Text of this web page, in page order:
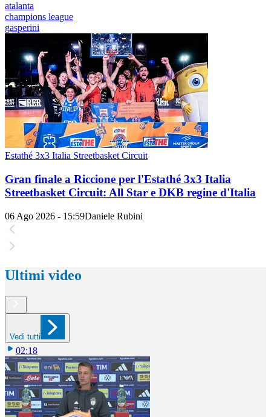
atalanta
champions league
gasperini
Estathé 3x3 Italia Streetbasket Circuit
Gran finale a Riccione per l'Estathé 3x3 Italia
Streetbasket Circuit: All Star e DKB regine d'Italia
06 Ago 2026 - 15:59Daniele Rubini
Ultimi video
Vedi tutti
02:18